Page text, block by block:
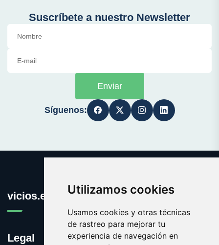
Utilizamos cookies
Usamos cookies y otras técnicas
de rastreo para mejorar tu
experiencia de navegación en
Suscríbete a nuestro Newsletter
Enviar
Síguenos:
vicios.es
Legal